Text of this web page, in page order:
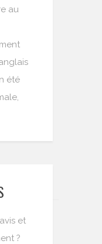
au
été
et
?